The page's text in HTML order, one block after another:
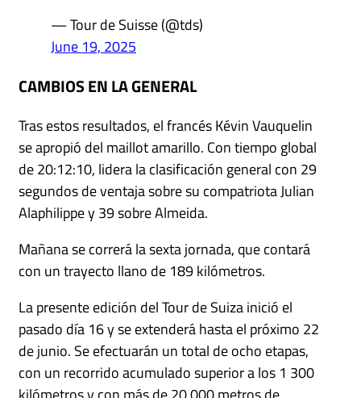
— Tour de Suisse (@tds)
June 19, 2025
CAMBIOS EN LA GENERAL
Tras estos resultados, el francés Kévin Vauquelin
se apropió del maillot amarillo. Con tiempo global
de 20:12:10, lidera la clasificación general con 29
segundos de ventaja sobre su compatriota Julian
Alaphilippe y 39 sobre Almeida.
Mañana se correrá la sexta jornada, que contará
con un trayecto llano de 189 kilómetros.
La presente edición del Tour de Suiza inició el
pasado día 16 y se extenderá hasta el próximo 22
de junio. Se efectuarán un total de ocho etapas,
con un recorrido acumulado superior a los 1 300